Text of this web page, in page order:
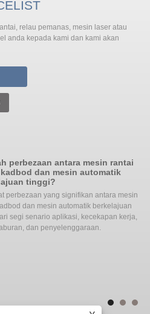
relau pemanas, mesin laser atau
anda kepada kami dan kami akan
perbezaan antara mesin rantai
dan mesin automatik
tinggi?
perbezaan yang signifikan antara mesin
dan mesin automatik berkelajuan
segi senario aplikasi, kecekapan kerja,
dan penyelenggaraan.